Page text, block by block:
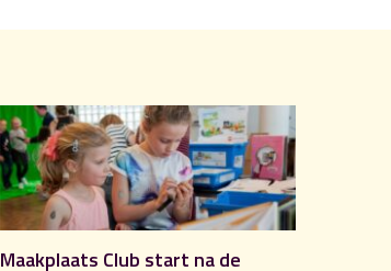
Maakplaats Club start na de